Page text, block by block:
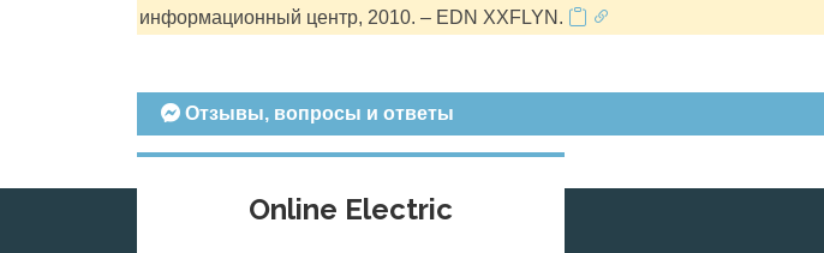
информационный центр, 2010. – EDN XXFLYN.
Отзывы, вопросы и ответы
Online Electric